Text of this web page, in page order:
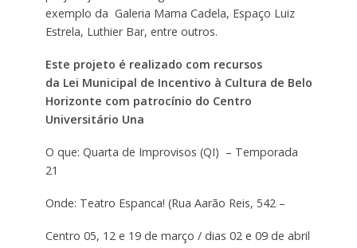
exemplo da Galeria Mama Cadela, Espaço Luiz
Estrela, Luthier Bar, entre outros.
Este projeto é realizado com recursos
da Lei Municipal de Incentivo à Cultura de Belo
Horizonte com patrocínio do Centro
Universitário Una
O que: Quarta de Improvisos (QI) – Temporada
21
Onde: Teatro Espanca! (Rua Aarão Reis, 542 –
Centro 05, 12 e 19 de março / dias 02 e 09 de abril